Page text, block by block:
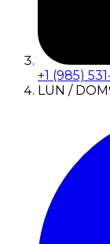
+1 (985)
LUN / DOM